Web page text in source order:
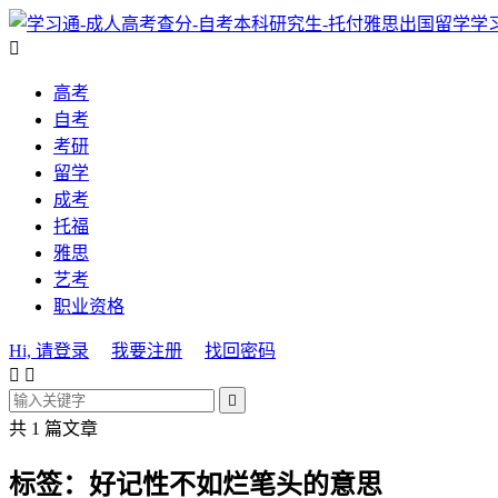
学

高考
自考
考研
留学
成考
托福
雅思
艺考
职业资格
Hi, 请登录 我要注册
找回密码
 

共 1 篇文章
标签：好记性不如烂笔头的意思